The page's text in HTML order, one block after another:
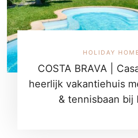
HOLIDAY
COSTA BRAVA |
heerlijk vakantiehuis
& tennisbaan bij